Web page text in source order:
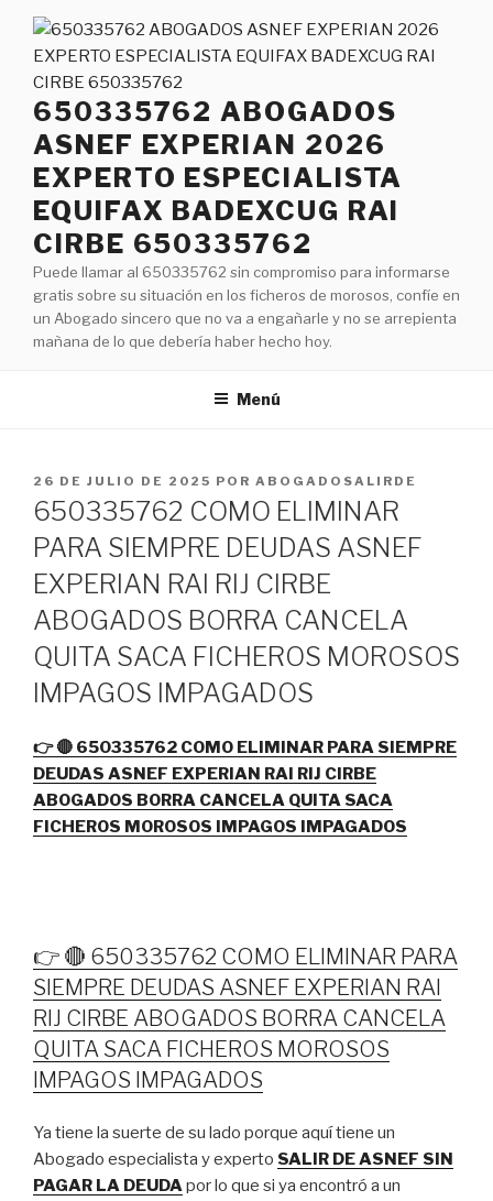
Saltar
contenido
650335762 ABOGADOS
ASNEF EXPERIAN 2026
EXPERTO ESPECIALISTA
EQUIFAX BADEXCUG RAI
CIRBE 650335762
Puede llamar al 650335762 sin compromiso para informarse
gratis sobre su situación en los ficheros de morosos, confíe en
un Abogado sincero que no va a engañarle y no se arrepienta
mañana de lo que debería haber hecho hoy.
Menú
PUBLICADO
EL
26 DE JULIO DE 2025 POR ABOGADOSALIRDE
650335762 COMO ELIMINAR
PARA SIEMPRE DEUDAS ASNEF
EXPERIAN RAI RIJ CIRBE
ABOGADOS BORRA CANCELA
QUITA SACA FICHEROS MOROSOS
IMPAGOS IMPAGADOS
👉 🔴 650335762 COMO ELIMINAR PARA SIEMPRE
DEUDAS ASNEF EXPERIAN RAI RIJ CIRBE
ABOGADOS BORRA CANCELA QUITA SACA
FICHEROS MOROSOS IMPAGOS IMPAGADOS
👉 🔴 650335762 COMO ELIMINAR PARA
SIEMPRE DEUDAS ASNEF EXPERIAN RAI
RIJ CIRBE ABOGADOS BORRA CANCELA
QUITA SACA FICHEROS MOROSOS
IMPAGOS IMPAGADOS
Ya tiene la suerte de su lado porque aquí tiene un
Abogado especialista y experto SALIR DE ASNEF SIN
PAGAR LA DEUDApor lo que si ya encontró a un